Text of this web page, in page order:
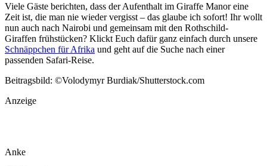
Viele Gäste berichten, dass der Aufenthalt im Giraffe Manor eine
Zeit ist, die man nie wieder vergisst – das glaube ich sofort! Ihr wollt
nun auch nach Nairobi und gemeinsam mit den Rothschild-
Giraffen frühstücken? Klickt Euch dafür ganz einfach durch unsere
Schnäppchen für Afrika und geht auf die Suche nach einer
passenden Safari-Reise.
Beitragsbild: ©Volodymyr Burdiak/Shutterstock.com
Anzeige
Anke